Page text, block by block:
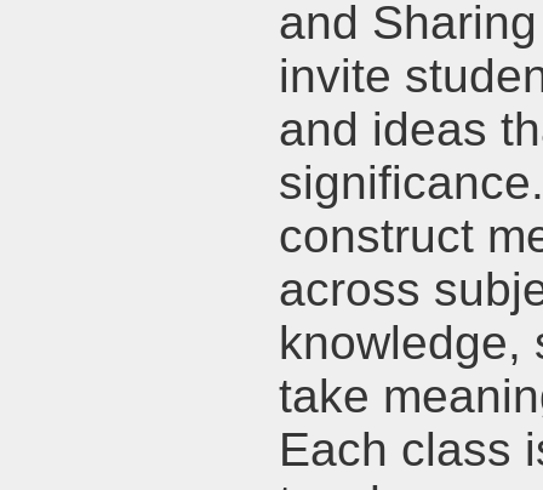
and
invite
and ideas
construct
across
knowledge,
take
Each class